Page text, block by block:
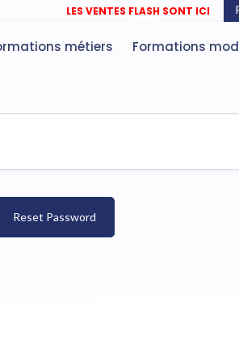
LES VENTES FLASH SONT ICI
métiers Formations